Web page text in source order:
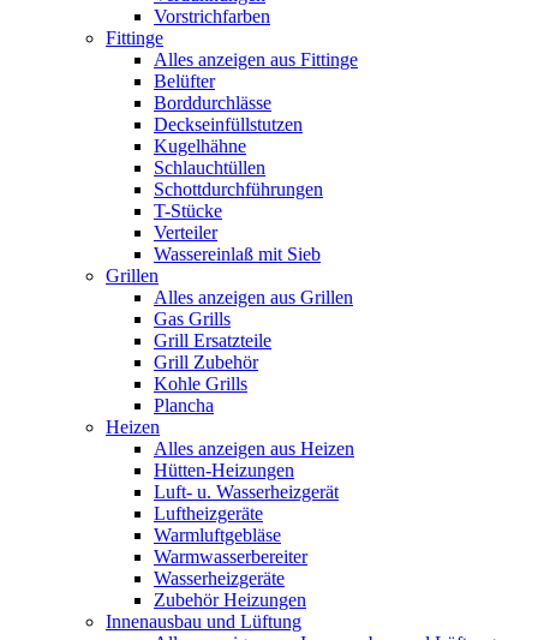
Vorstrichfarben
Fittinge
Alles anzeigen aus Fittinge
Belüfter
Borddurchlässe
Deckseinfüllstutzen
Kugelhähne
Schlauchtüllen
Schottdurchführungen
T-Stücke
Verteiler
Wassereinlaß mit Sieb
Grillen
Alles anzeigen aus Grillen
Gas Grills
Grill Ersatzteile
Grill Zubehör
Kohle Grills
Plancha
Heizen
Alles anzeigen aus Heizen
Hütten-Heizungen
Luft- u. Wasserheizgerät
Luftheizgeräte
Warmluftgebläse
Warmwasserbereiter
Wasserheizgeräte
Zubehör Heizungen
Innenausbau und Lüftung